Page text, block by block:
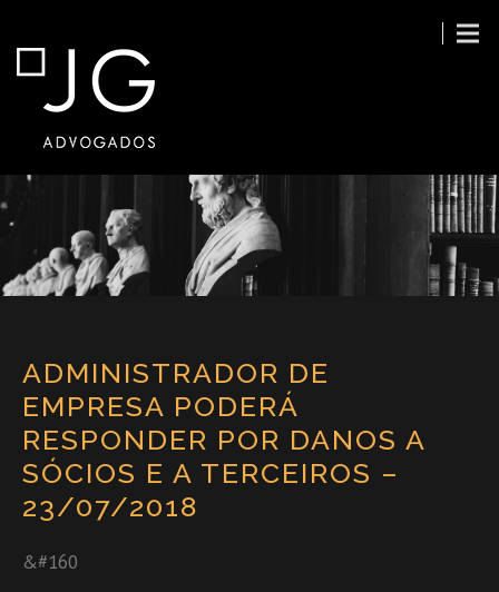
ADMINISTRADOR DE
EMPRESA PODERÁ
RESPONDER POR DANOS A
SÓCIOS E A TERCEIROS –
23/07/2018
&#160